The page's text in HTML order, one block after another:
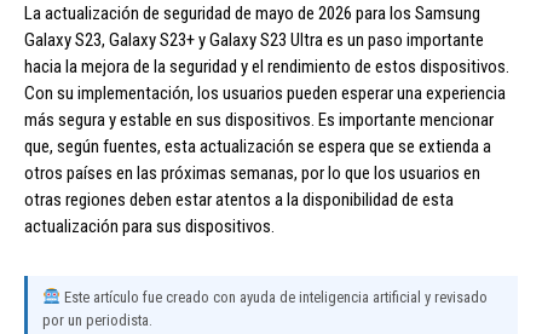
La actualización de seguridad de mayo de 2026 para los Samsung
Galaxy S23, Galaxy S23+ y Galaxy S23 Ultra es un paso importante
hacia la mejora de la seguridad y el rendimiento de estos dispositivos.
Con su implementación, los usuarios pueden esperar una experiencia
más segura y estable en sus dispositivos. Es importante mencionar
que, según fuentes, esta actualización se espera que se extienda a
otros países en las próximas semanas, por lo que los usuarios en
otras regiones deben estar atentos a la disponibilidad de esta
actualización para sus dispositivos.
Este artículo fue creado con ayuda de inteligencia artificial y revisado
por un periodista.